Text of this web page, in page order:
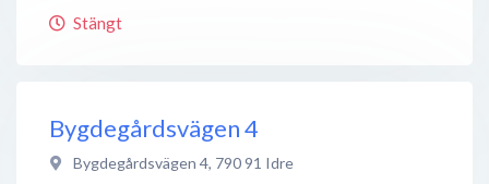
Stängt
Bygdegårdsvägen 4
Bygdegårdsvägen 4, 790 91 Idre